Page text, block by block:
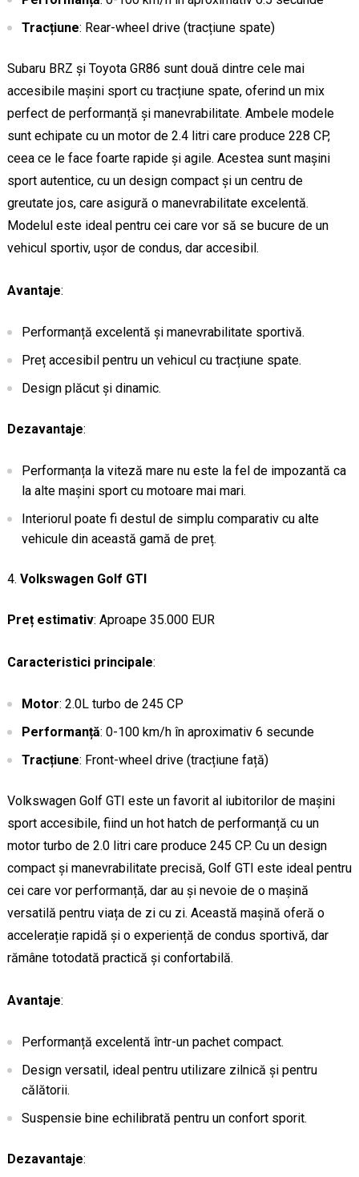
Tracțiune: Rear-wheel drive (tracțiune spate)
Subaru BRZ și Toyota GR86 sunt două dintre cele mai
accesibile mașini sport cu tracțiune spate, oferind un mix
perfect de performanță și manevrabilitate. Ambele modele
sunt echipate cu un motor de 2.4 litri care produce 228 CP,
ceea ce le face foarte rapide și agile. Acestea sunt mașini
sport autentice, cu un design compact și un centru de
greutate jos, care asigură o manevrabilitate excelentă.
Modelul este ideal pentru cei care vor să se bucure de un
vehicul sportiv, ușor de condus, dar accesibil.
Avantaje:
Performanță excelentă și manevrabilitate sportivă.
Preț accesibil pentru un vehicul cu tracțiune spate.
Design plăcut și dinamic.
Dezavantaje:
Performanța la viteză mare nu este la fel de impozantă ca
la alte mașini sport cu motoare mai mari.
Interiorul poate fi destul de simplu comparativ cu alte
vehicule din această gamă de preț.
Volkswagen Golf GTI
Preț estimativ: Aproape 35.000 EUR
Caracteristici principale:
Motor: 2.0L turbo de 245 CP
Performanță: 0-100 km/h în aproximativ 6 secunde
Tracțiune: Front-wheel drive (tracțiune față)
Volkswagen Golf GTI este un favorit al iubitorilor de mașini
sport accesibile, fiind un hot hatch de performanță cu un
motor turbo de 2.0 litri care produce 245 CP. Cu un design
compact și manevrabilitate precisă, Golf GTI este ideal pentru
cei care vor performanță, dar au și nevoie de o mașină
versatilă pentru viața de zi cu zi. Această mașină oferă o
accelerație rapidă și o experiență de condus sportivă, dar
rămâne totodată practică și confortabilă.
Avantaje:
Performanță excelentă într-un pachet compact.
Design versatil, ideal pentru utilizare zilnică și pentru
călătorii.
Suspensie bine echilibrată pentru un confort sporit.
Dezavantaje: